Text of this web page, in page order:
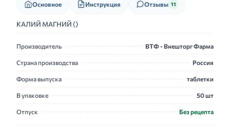
Основное Инструкция Отзывы 11
КАЛИЙ МАГНИЙ ()
Производитель ВТФ - Внешторг Фарма
Страна производства Россия
Форма выпуска таблетки
В упаковке 50 шт
Отпуск Без рецепта